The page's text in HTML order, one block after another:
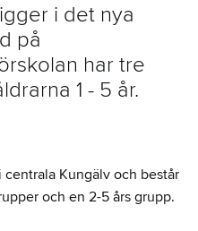
i det nya
på
har tre
1 - 5 år.
Kungälv och består
och en 2-5 års grupp.